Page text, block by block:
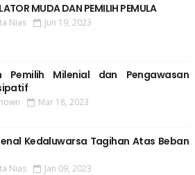
MUDA DAN PEMILIH PEMULA
Nias Jun 19, 2023
Pemilih Milenial dan Pengawasan
Mar 18, 2023
Kedaluwarsa Tagihan Atas Beban
Nias Jan 09, 2023